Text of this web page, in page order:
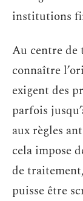
institutions
Au centre de
connaître
exigent des
parfois
aux règles
cela impose
de
puisse être